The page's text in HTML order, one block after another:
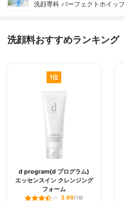
洗顔専科 パーフェクトホイッ
洗顔料おすすめランキング
1位
d program(d プログラム)
エッセンスイン クレンジング
フォーム
3.99(19)